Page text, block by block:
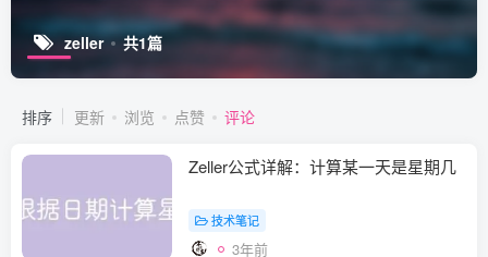
zeller 共1篇
排序 更新 浏览 点赞 评论
Zeller公式详解：计算某一天是星期几
技术笔记
3年前